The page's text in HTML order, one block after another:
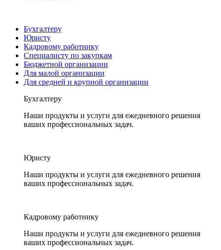
Бухгалтеру
Юристу
Кадровому работнику
Специалисту по закупкам
Бюджетной организации
Для малой организации
Для средней и крупной организации
Бухгалтеру
Наши продукты и услуги для ежедневного решения
ваших профессиональных задач.
Юристу
Наши продукты и услуги для ежедневного решения
ваших профессиональных задач.
Кадровому работнику
Наши продукты и услуги для ежедневного решения
ваших профессиональных задач.